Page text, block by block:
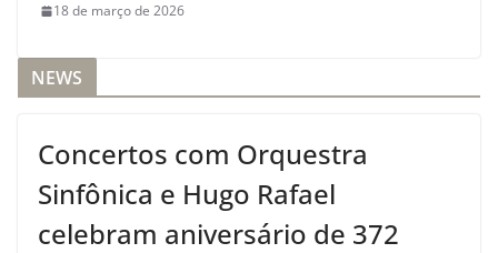
18 de março de 2026
NEWS
Concertos com Orquestra
Sinfônica e Hugo Rafael
celebram aniversário de 372